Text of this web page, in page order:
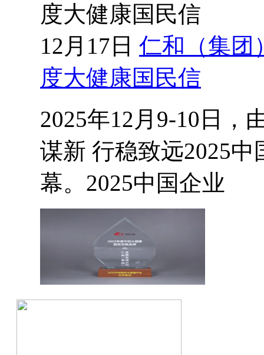
度大健康国民信
12月17日 仁和（集团
度大健康国民信
2025年12月9-10日，
谋新 行稳致远2025
幕。2025中国企业